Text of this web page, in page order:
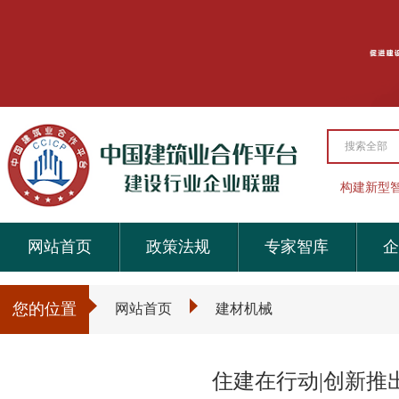
搜索全部
构建新型
网站首页 政策法规 专家智库
您的位置 网站首页 建材机械
住建在行动|创新